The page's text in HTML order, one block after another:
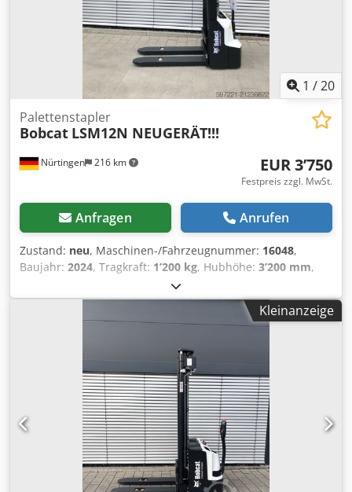
1 /20
Nürtingen 216 km
Palettenstapler
Bobcat LSM12N NEUGERÄT!!!
EUR 3’750
Festpreis zzgl. MwSt.
Anfragen Anrufen
Zustand: neu, Maschinen-/Fahrzeugnummer: 16048,
Baujahr: 2024, Tragkraft: 1’200 kg, Hubhöhe: 3’200 mm,
, Kraftstofftyp:
Masttyp:Simplex, Bauhöhe:2’080 mm, Batteriespannung:
, Gabellänge: , Gesamtgewicht:576 kg,
002740 Batteriedetails: 24 V, 60 Ah
Kleinanzeige